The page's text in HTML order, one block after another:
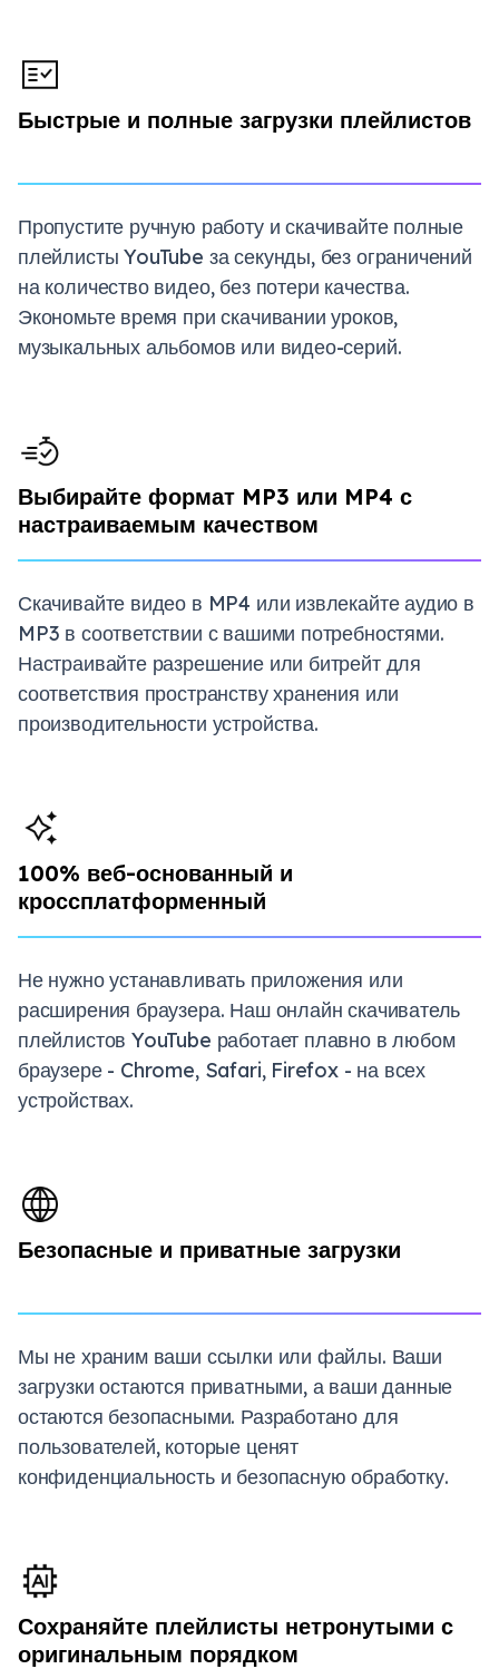
Быстрые и полные загрузки плейлистов
Пропустите ручную работу и скачивайте полные
плейлисты YouTube за секунды, без ограничений
на количество видео, без потери качества.
Экономьте время при скачивании уроков,
музыкальных альбомов или видео-серий.
Выбирайте формат MP3 или MP4 с
настраиваемым качеством
Скачивайте видео в MP4 или извлекайте аудио в
MP3 в соответствии с вашими потребностями.
Настраивайте разрешение или битрейт для
соответствия пространству хранения или
производительности устройства.
100% веб-основанный и
кроссплатформенный
Не нужно устанавливать приложения или
расширения браузера. Наш онлайн скачиватель
плейлистов YouTube работает плавно в любом
браузере - Chrome, Safari, Firefox - на всех
устройствах.
Безопасные и приватные загрузки
Мы не храним ваши ссылки или файлы. Ваши
загрузки остаются приватными, а ваши данные
остаются безопасными. Разработано для
пользователей, которые ценят
конфиденциальность и безопасную обработку.
Сохраняйте плейлисты нетронутыми с
оригинальным порядком